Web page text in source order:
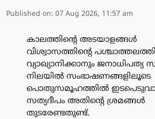
Published on: 07 Aug 2026, 11:57 am
കാലത്തിന്റെ അടയാളങ്ങൾ
വിശ്വാസത്തിന്റെ
വ്യാഖ്യാനിക്കാനും
നിലയിൽ സംഭാഷണങ്ങളിലൂടെ
പൊതുസമൂഹത്തിൽ
സത്യദീപം അതിന്റെ ശ്രമങ്ങൾ
തുടരേണ്ടതുണ്ട്.